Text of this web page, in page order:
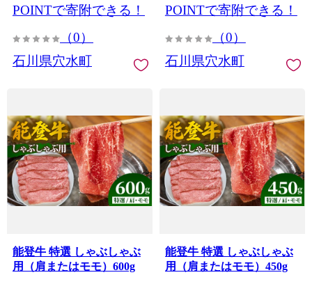
POINTで寄附できる！
（0）
石川県穴水町
POINTで寄附できる！
（0）
石川県穴水町
能登牛 特選 しゃぶしゃぶ
用（肩またはモモ）600g
能登牛 特選 しゃぶしゃぶ
用（肩またはモモ）450g